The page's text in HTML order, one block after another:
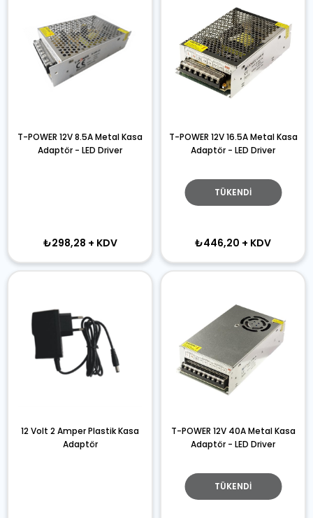
T-POWER 12V 8.5A Metal Kasa
Adaptör - LED Driver
₺298,28 + KDV
TÜKENDI
T-POWER 12V 16.5A Metal Kasa
Adaptör - LED Driver
₺446,20 + KDV
12 Volt 2 Amper Plastik Kasa
Adaptör
TÜKENDI
T-POWER 12V 40A Metal Kasa
Adaptör - LED Driver